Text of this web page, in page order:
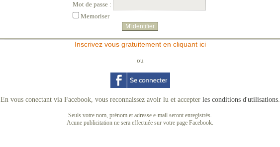
Mot de passe :
Memoriser
Inscrivez vous gratuitement en cliquant ici
ou
En vous conectant via Facebook, vous reconnaissez avoir lu et accepter les conditions d'utilisations.
Seuls votre nom, prénom et adresse e-mail seront enregistrés.
Acune publicitation ne sera effectuée sur votre page Facebook.